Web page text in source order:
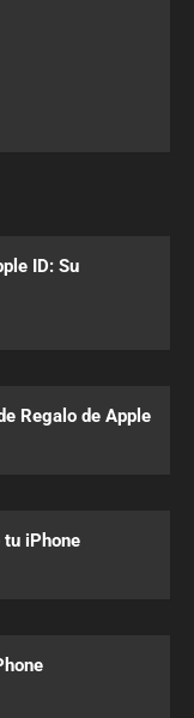
ID: Su
Regalo de Apple
tu iPhone